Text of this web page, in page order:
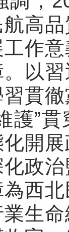
高
作
以
貫
護”貫
開
政
西
生